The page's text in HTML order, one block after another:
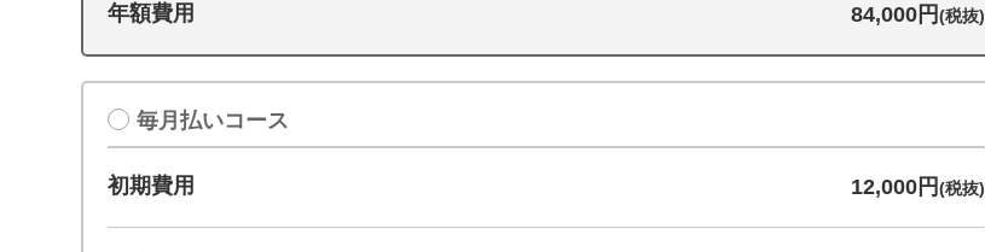
年額費用 84,000円(税抜)
毎月払いコース
初期費用 12,000円(税抜)